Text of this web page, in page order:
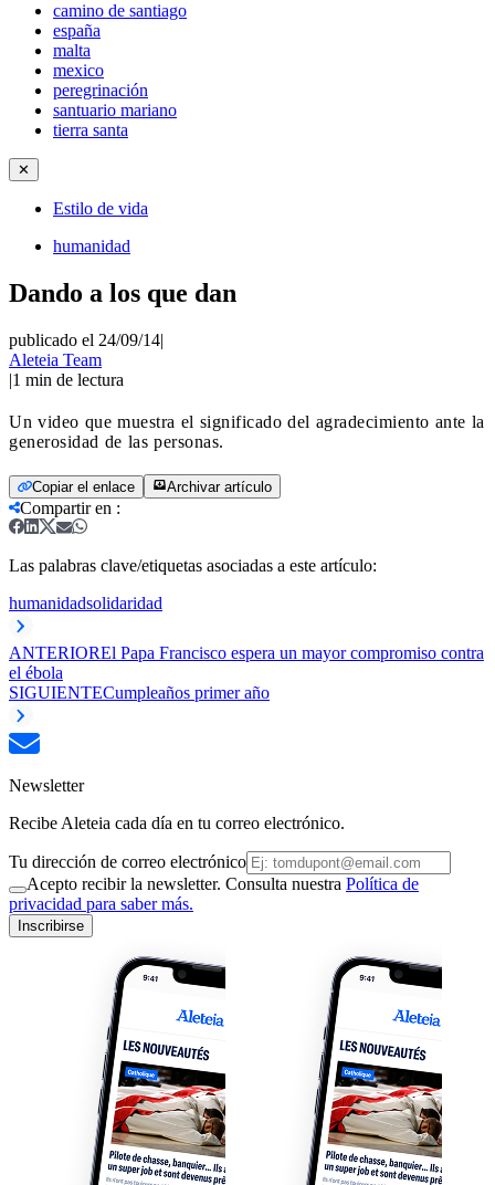
camino de santiago
españa
malta
mexico
peregrinación
santuario mariano
tierra santa
✕
Estilo de vida
humanidad
Dando a los que dan
publicado el 24/09/14|
Aleteia Team
|1 min de lectura
Un video que muestra el significado del agradecimiento ante la
generosidad de las personas.
Copiar el enlace Archivar artículo
Compartir en :
Las palabras clave/etiquetas asociadas a este artículo:
humanidadsolidaridad
ANTERIOR​El Papa Francisco espera un mayor compromiso contra
el ébola
SIGUIENTECumpleaños primer año
Newsletter
Recibe Aleteia cada día en tu correo electrónico.
Tu dirección de correo electrónico
Acepto recibir la newsletter. Consulta nuestra Política de
privacidad para saber más.
Inscribirse